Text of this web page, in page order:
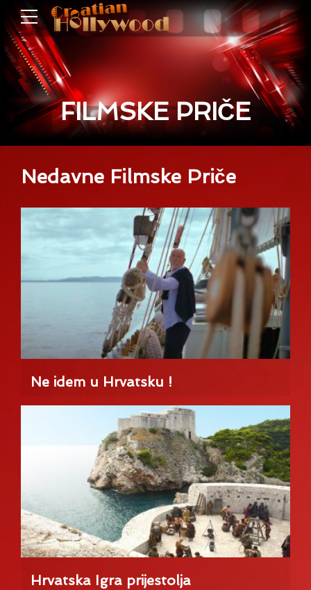
FILMSKE PRIČE
Nedavne Filmske Priče
Ne idem u Hrvatsku !
Hrvatska Igra prijestolja